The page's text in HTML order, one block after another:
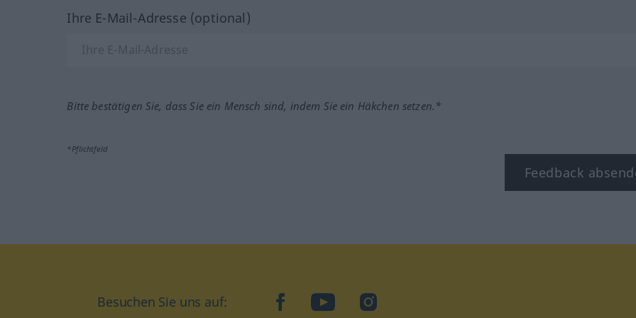
Ihre E-Mail-Adresse (optional)
Bitte bestätigen Sie, dass Sie ein Mensch sind, indem Sie ein Häkchen setzen.*
*Pflichtfeld
Feedback
Besuchen Sie uns auf: facebookYouTubeInstagram